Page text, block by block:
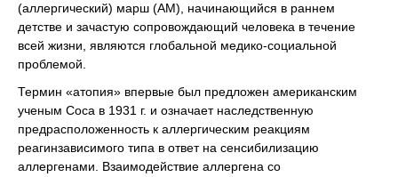
(аллергический) марш (АМ), начинающийся в раннем
детстве и зачастую сопровождающий человека в течение
всей жизни, являются глобальной медико-социальной
проблемой.
Термин «атопия» впервые был предложен американским
ученым Соса в 1931 г. и означает наследственную
предрасположенность к аллергическим реакциям
реагинзависимого типа в ответ на сенсибилизацию
аллергенами. Взаимодействие аллергена со